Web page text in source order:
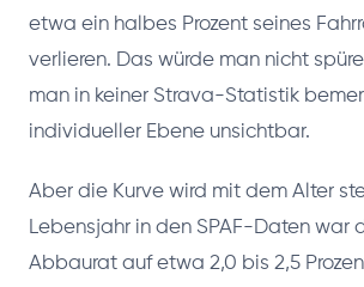
etwa ein halbes Prozent seines
verlieren. Das würde man nicht
man in keiner Strava-Statistik
individueller Ebene unsichtbar.
Aber die Kurve wird mit dem Alter
Lebensjahr in den SPAF-Daten war
Abbaurat auf etwa 2,0 bis 2,5